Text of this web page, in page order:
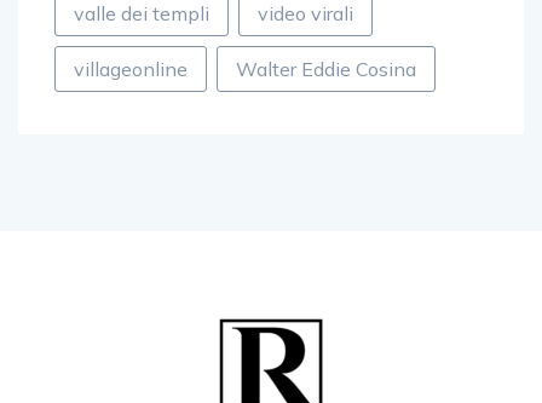
valle dei templi video virali
villageonline Walter Eddie Cosina